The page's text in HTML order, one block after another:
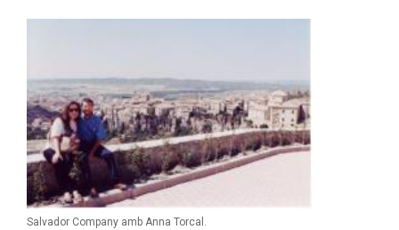
Salvador Company amb Anna Torcal.